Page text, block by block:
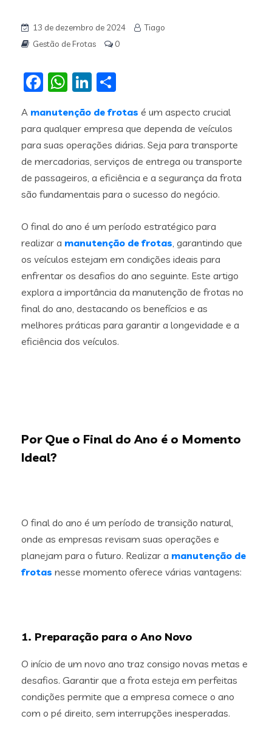
13 de dezembro de 2024
Tiago
Gestão de Frotas
0
Facebook
WhatsApp
LinkedIn
A manutenção de frotas é um aspecto crucial
para qualquer empresa que dependa de veículos
para suas operações diárias. Seja para transporte
de mercadorias, serviços de entrega ou transporte
de passageiros, a eficiência e a segurança da frota
são fundamentais para o sucesso do negócio.
O final do ano é um período estratégico para
realizar a manutenção de frotas , garantindo que
os veículos estejam em condições ideais para
enfrentar os desafios do ano seguinte. Este artigo
explora a importância da manutenção de frotas no
final do ano, destacando os benefícios e as
melhores práticas para garantir a longevidade e a
eficiência dos veículos.
Por Que o Final do Ano é o Momento
Ideal?
O final do ano é um período de transição natural,
onde as empresas revisam suas operações e
planejam para o futuro. Realizar a manutenção de
frotas nesse momento oferece várias vantagens:
1. Preparação para o Ano Novo
O início de um novo ano traz consigo novas metas e
desafios. Garantir que a frota esteja em perfeitas
condições permite que a empresa comece o ano
com o pé direito, sem interrupções inesperadas.